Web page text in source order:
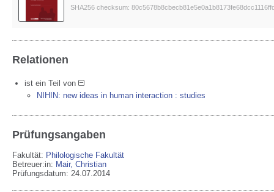
SHA256 checksum:
Relationen
ist ein Teil von
NIHIN: new ideas in human interaction : studies
Prüfungsangaben
Fakultät: Philologische Fakultät
Betreuer:in: Mair, Christian
Prüfungsdatum: 24.07.2014